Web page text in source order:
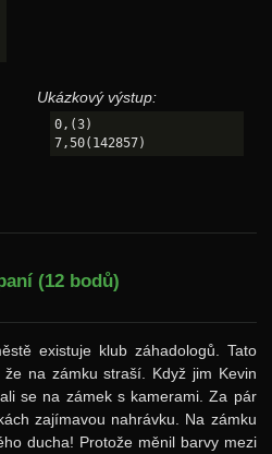
Ukázkový výstup:
0,(3)
(12 bodů)
existuje klub záhadologů. Tato
na zámku straší. Když jim Kevin
se na zámek s kamerami. Za pár
zajímavou nahrávku. Na zámku
ducha! Protože měnil barvy mezi